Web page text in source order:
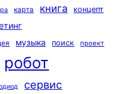
карта книга
концепт
музыка поиск проект
робот
сервис